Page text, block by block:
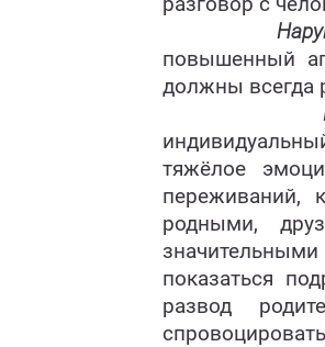
повышенный
должны всегда
тяжёлое
переживаний,
родными,
показаться
развод